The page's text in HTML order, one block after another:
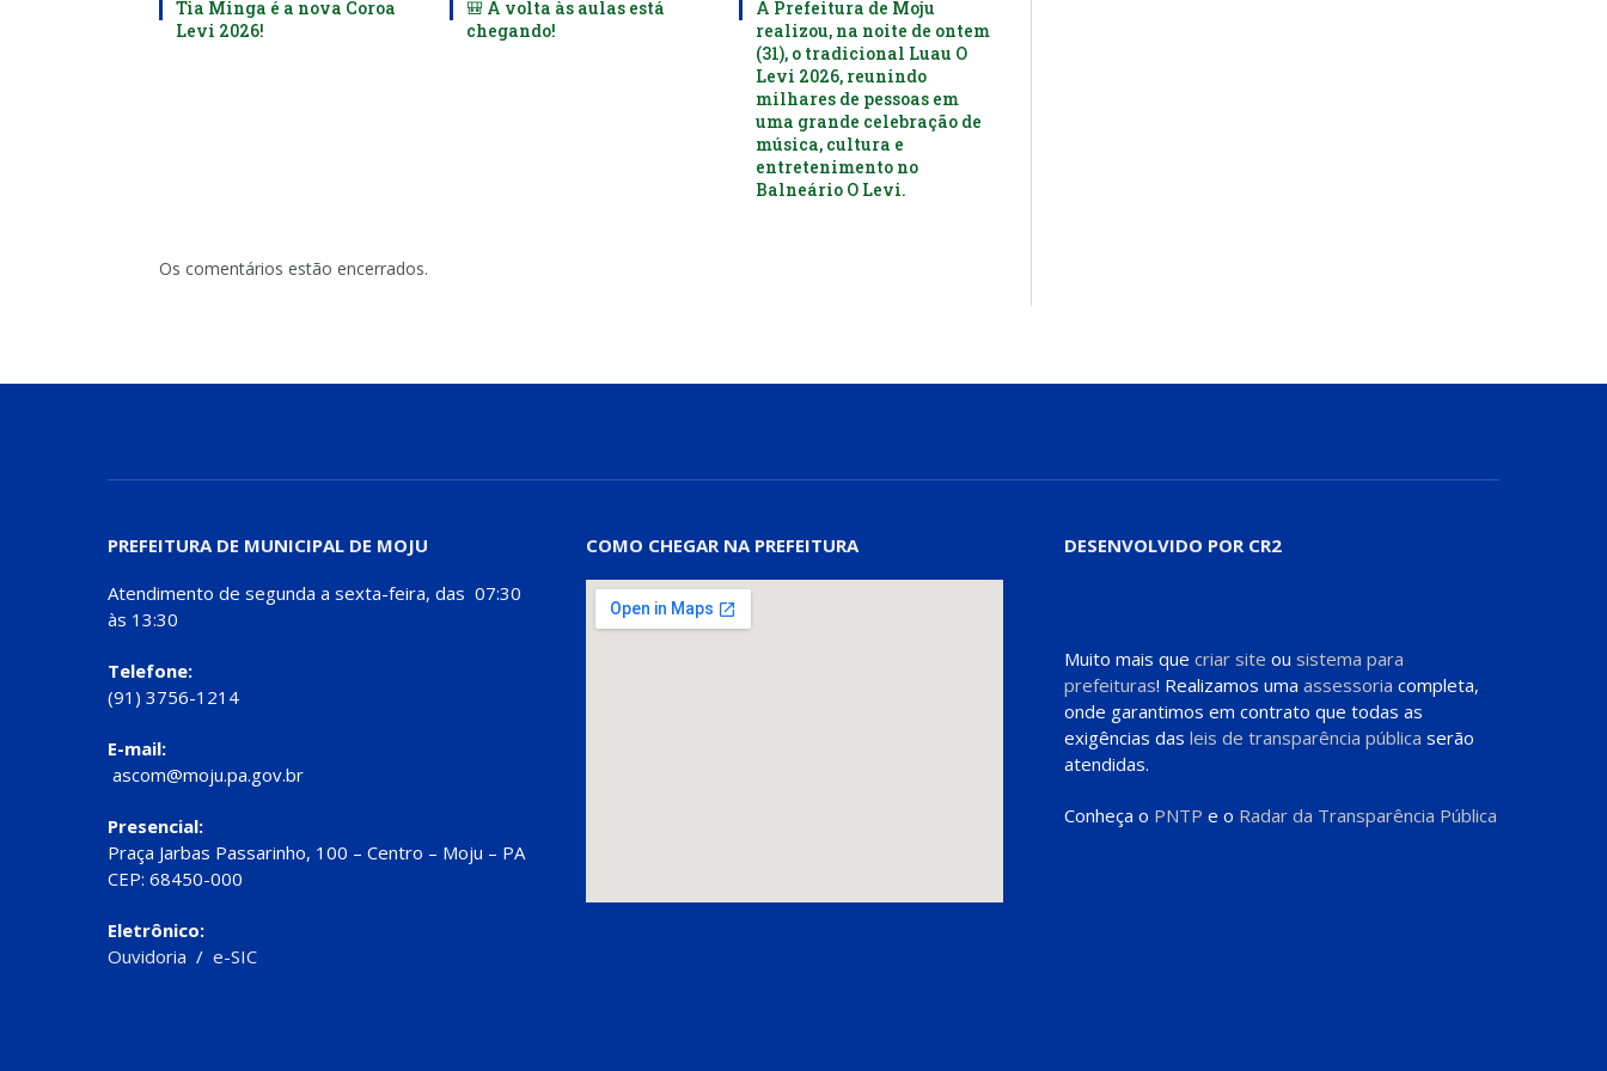
Tia Minga é a nova Coroa
Levi 2026!
🎒 A volta às aulas está
chegando!
A Prefeitura de Moju
realizou, na noite de ontem
(31), o tradicional Luau O
Levi 2026, reunindo
milhares de pessoas em
uma grande celebração de
música, cultura e
entretenimento no
Balneário O Levi.
Os comentários estão encerrados.
PREFEITURA DE MUNICIPAL DE MOJU
Atendimento de segunda a sexta-feira, das 07:30
às 13:30
Telefone:
(91) 3756-1214
E-mail:
ascom@moju.pa.gov.br
Presencial:
Praça Jarbas Passarinho, 100 – Centro – Moju – PA
CEP: 68450-000
Eletrônico:
Ouvidoria / e-SIC
COMO CHEGAR NA PREFEITURA DESENVOLVIDO POR CR2
Muito mais que criar site ou sistema para
prefeituras! Realizamos uma assessoria completa,
onde garantimos em contrato que todas as
exigências das leis de transparência pública serão
atendidas.
Conheça o PNTP e o Radar da Transparência Pública